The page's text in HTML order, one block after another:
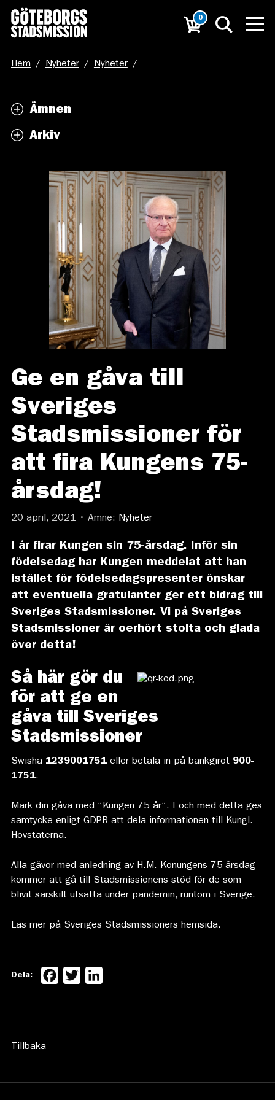
0
Hem / Nyheter / Nyheter /
Ämnen
Arkiv
Ge en gåva till
Sveriges
Stadsmissioner för
att fira Kungens 75-
årsdag!
20 april, 2021 • Ämne: Nyheter
I år firar Kungen sin 75-årsdag. Inför sin
födelsedag har Kungen meddelat att han
istället för födelsedagspresenter önskar
att eventuella gratulanter ger ett bidrag till
Sveriges Stadsmissioner. Vi på Sveriges
Stadsmissioner är oerhört stolta och glada
över detta!
Så här gör du
för att ge en
gåva till Sveriges
Stadsmissioner
Swisha 1239001751eller betala in på bankgirot 900-
1751.
Märk din gåva med ”Kungen 75 år”. I och med detta ges
samtycke enligt GDPR att dela informationen till Kungl.
Hovstaterna.
Alla gåvor med anledning av H.M. Konungens 75-årsdag
kommer att gå till Stadsmissionens stöd för de som
blivit särskilt utsatta under pandemin, runtom i Sverige.
Läs mer på Sveriges Stadsmissioners hemsida.
Dela: Facebook
Twitter
Tillbaka